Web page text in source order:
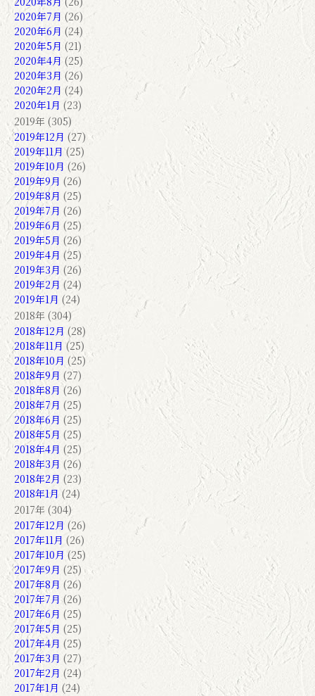
2020年7月 (26)
2020年6月 (24)
2020年5月 (21)
2020年4月 (25)
2020年3月 (26)
2020年2月 (24)
2020年1月 (23)
2019年 (305)
2019年12月 (27)
2019年11月 (25)
2019年10月 (26)
2019年9月 (26)
2019年8月 (25)
2019年7月 (26)
2019年6月 (25)
2019年5月 (26)
2019年4月 (25)
2019年3月 (26)
2019年2月 (24)
2019年1月 (24)
2018年 (304)
2018年12月 (28)
2018年11月 (25)
2018年10月 (25)
2018年9月 (27)
2018年8月 (26)
2018年7月 (25)
2018年6月 (25)
2018年5月 (25)
2018年4月 (25)
2018年3月 (26)
2018年2月 (23)
2018年1月 (24)
2017年 (304)
2017年12月 (26)
2017年11月 (26)
2017年10月 (25)
2017年9月 (25)
2017年8月 (26)
2017年7月 (26)
2017年6月 (25)
2017年5月 (25)
2017年4月 (25)
2017年3月 (27)
2017年2月 (24)
2017年1月 (24)